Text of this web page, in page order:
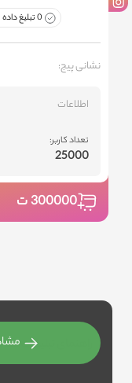
0 تبلیغ داده شده
نشانی پیج:
اطلاعات
تعداد کاربر:
25000
300000ت
راهنمای تبلیغات